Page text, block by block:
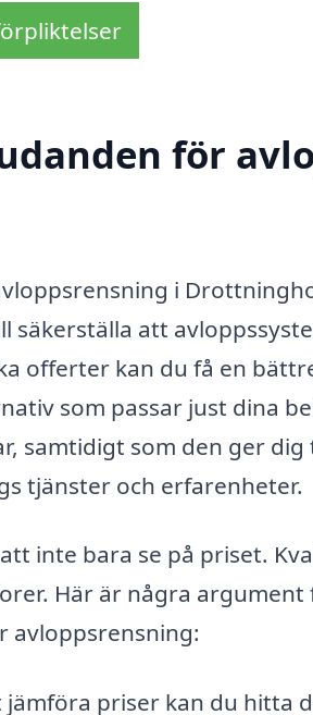
för
i
säkerställa att
offerter kan du få en
som passar just dina
samtidigt som den ger
tjänster och erfarenheter.
inte bara se på priset.
Här är några
avloppsrensning:
jämföra priser kan du hitta